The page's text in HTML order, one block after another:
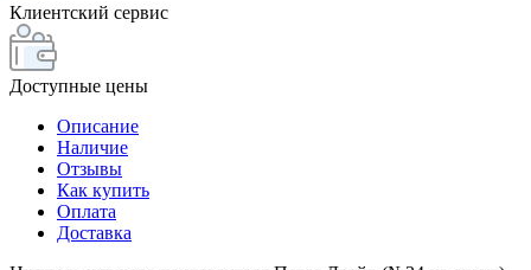
Клиентский сервис
Доступные цены
Описание
Наличие
Отзывы
Как купить
Оплата
Доставка